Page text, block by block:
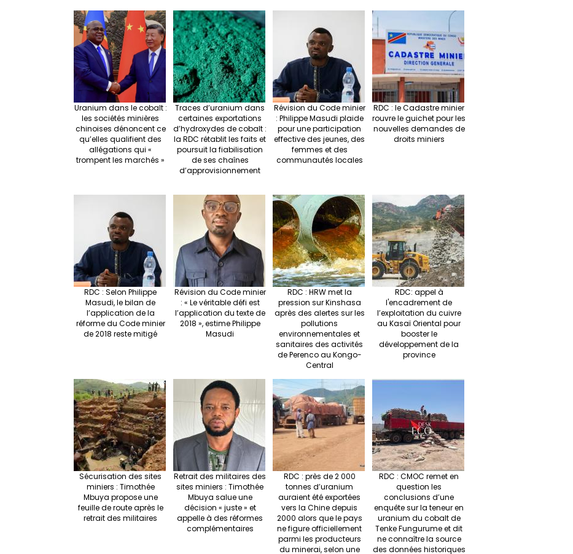
e o
o
k
er ra es
t
dI pc
h
sA
p
p
n
ge
r
Uranium dans le cobalt :
les sociétés minières
chinoises dénoncent ce
qu’elles qualifient des
allégations qui «
trompent les marchés »
Traces d’uranium dans
certaines exportations
d’hydroxydes de cobalt :
la RDC rétablit les faits et
poursuit la fiabilisation
de ses chaînes
d’approvisionnement
Révision du Code minier
: Philippe Masudi plaide
pour une participation
effective des jeunes, des
femmes et des
communautés locales
RDC : le Cadastre minier
rouvre le guichet pour les
nouvelles demandes de
droits miniers
RDC : Selon Philippe
Masudi, le bilan de
l’application de la
réforme du Code minier
de 2018 reste mitigé
Révision du Code minier
: « Le véritable défi est
l’application du texte de
2018 », estime Philippe
Masudi
RDC : HRW met la
pression sur Kinshasa
après des alertes sur les
pollutions
environnementales et
sanitaires des activités
de Perenco au Kongo-
Central
RDC: appel à
l'encadrement de
l’exploitation du cuivre
au Kasaï Oriental pour
booster le
développement de la
province
Sécurisation des sites
miniers : Timothée
Mbuya propose une
feuille de route après le
retrait des militaires
Retrait des militaires des
sites miniers : Timothée
Mbuya salue une
décision « juste » et
appelle à des réformes
complémentaires
RDC : près de 2 000
tonnes d’uranium
auraient été exportées
vers la Chine depuis
2000 alors que le pays
ne figure officiellement
parmi les producteurs
du minerai, selon une
RDC : CMOC remet en
question les
conclusions d’une
enquête sur la teneur en
uranium du cobalt de
Tenke Fungurume et dit
ne connaître la source
des données historiques